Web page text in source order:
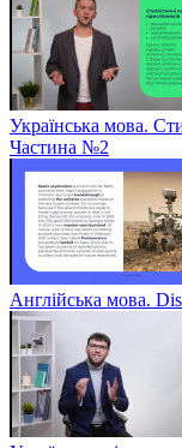
Українська мова.
Частина №2
Англійська мова.